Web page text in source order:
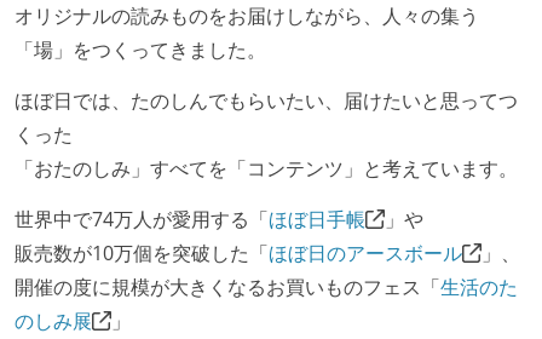
オリジナルの読みものをお届けしながら、人々の集う
「場」をつくってきました。
ほぼ日では、たのしんでもらいたい、届けたいと思ってつ
くった
「おたのしみ」すべてを「コンテンツ」と考えています。
世界中で74万人が愛用する「ほぼ日手帳
」や
販売数が10万個を突破した「ほぼ日のアースボール
」、
開催の度に規模が大きくなるお買いものフェス「生活のた
のしみ展
」